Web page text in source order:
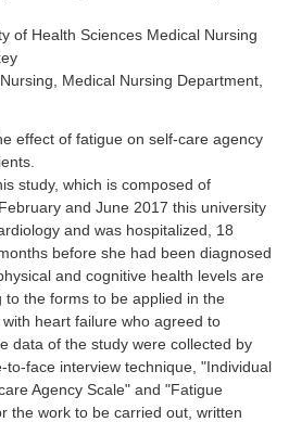
of Health Sciences Medical Nursing
Medical Nursing Department,
effect of fatigue on self-care agency
study, which is composed of
and June 2017 this university
and was hospitalized, 18
before she had been diagnosed
and cognitive health levels are
the forms to be applied in the
heart failure who agreed to
data of the study were collected by
face interview technique, "Individual
Agency Scale" and "Fatigue
the work to be carried out, written